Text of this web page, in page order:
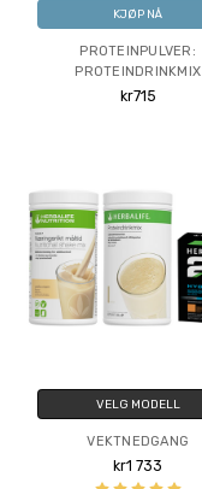
KJØP NÅ
PROTEINPULVER:
PROTEINDRINKMIX
kr715
VELG MODELL
VEKTNEDGANG
kr1 733